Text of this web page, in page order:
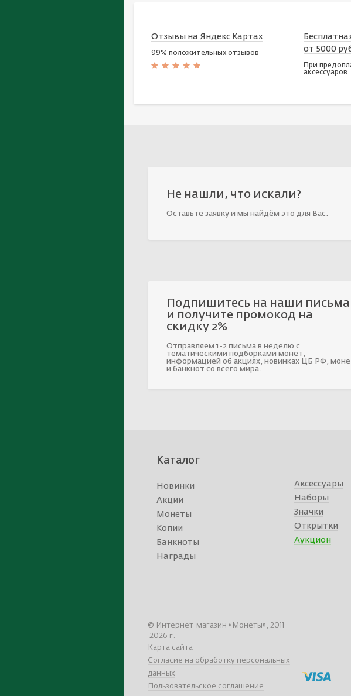
Отзывы на Яндекс Картах
99% положительных отзывов
от 5000
При
аксессуаров
Не нашли, что искали?
Оставьте заявку и мы найдём это для Вас.
Подпишитесь на наши письма
и получите промокод на
скидку 2%
Отправляем 1-2 письма в неделю с
тематическими подборками монет,
информацией об акциях, новинках ЦБ РФ,
и банкнот со всего мира.
Каталог
Новинки
Акции
Монеты
Копии
Банкноты
Награды
Аксессуары
Наборы
Значки
Открытки
Аукцион
© Интернет-магазин «Монеты», 2011 –
2026 г.
Карта сайта
Согласие на обработку персональных
данных
Пользовательское соглашение